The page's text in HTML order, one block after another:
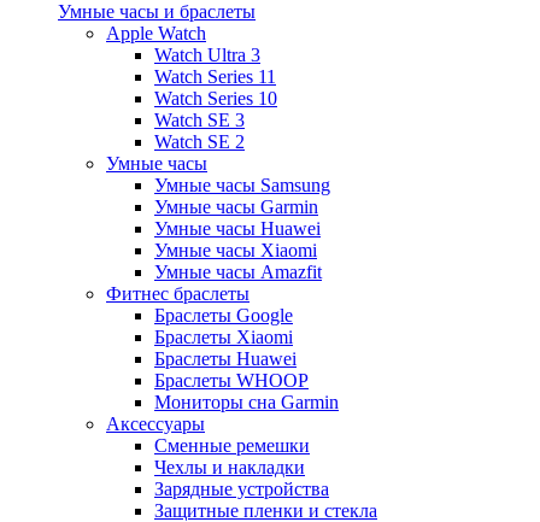
Умные часы и браслеты
Apple Watch
Watch Ultra 3
Watch Series 11
Watch Series 10
Watch SE 3
Watch SE 2
Умные часы
Умные часы Samsung
Умные часы Garmin
Умные часы Huawei
Умные часы Xiaomi
Умные часы Amazfit
Фитнес браслеты
Браслеты Google
Браслеты Xiaomi
Браслеты Huawei
Браслеты WHOOP
Мониторы сна Garmin
Аксессуары
Сменные ремешки
Чехлы и накладки
Зарядные устройства
Защитные пленки и стекла